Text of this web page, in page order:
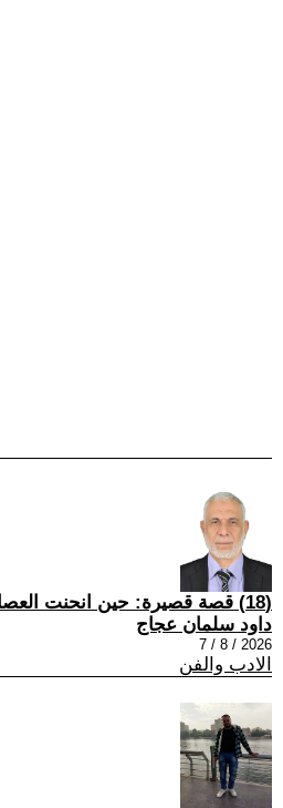
(18) قصة قصيرة: حين انحنت العصا
داود سلمان عجاج
2026 / 8 / 7
الادب والفن